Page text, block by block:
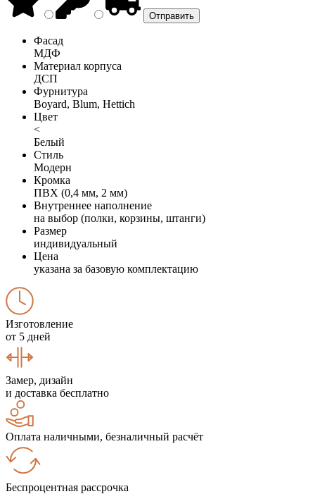
Фасад
МДФ
Материал корпуса
ДСП
Фурнитура
Boyard, Blum, Hettich
Цвет
<
Белый
Стиль
Модерн
Кромка
ПВХ (0,4 мм, 2 мм)
Внутреннее наполнение
на выбор (полки, корзины, штанги)
Размер
индивидуальный
Цена
указана за базовую комплектацию
Изготовление
от 5 дней
Замер, дизайн
и доставка бесплатно
Оплата наличными, безналичный расчёт
Беспроцентная рассрочка